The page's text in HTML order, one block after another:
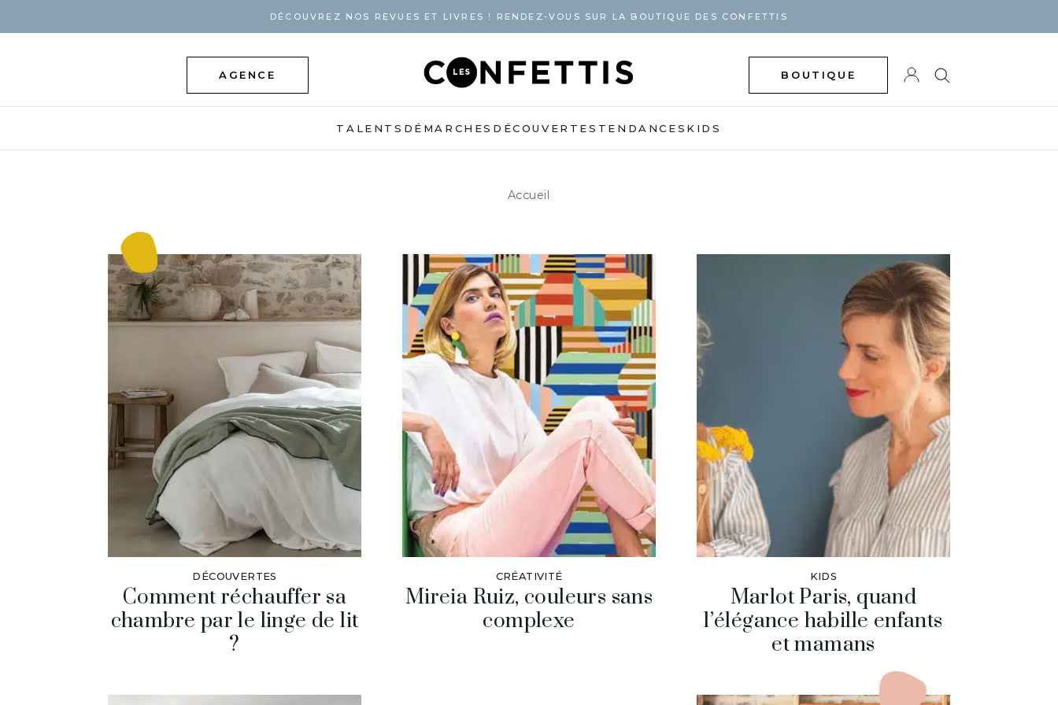
DÉCOUVREZ NOS REVUES ET LIVRES ! RENDEZ-VOUS SUR LA BOUTIQUE DES CONFETTIS
AGENCE BOUTIQUE
TALENTS DÉMARCHES DÉCOUVERTES TENDANCES KIDS
Accueil
DÉCOUVERTES
Comment réchauffer sa
chambre par le linge de lit
?
CRÉATIVITÉ
Mireia Ruiz, couleurs sans
complexe
KIDS
Marlot Paris, quand
l’élégance habille enfants
et mamans